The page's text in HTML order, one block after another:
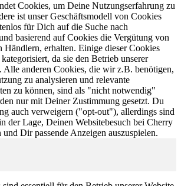
Cookies, um Deine Nutzungserfahrung zu
ist unser Geschäftsmodell von Cookies
für Dich auf die Suche nach
basierend auf Cookies die Vergütung von
Händlern, erhalten. Einige dieser Cookies
da sie den Betrieb unserer
Alle anderen Cookies, die wir z.B. benötigen,
zu analysieren und relevante
zu können, sind als "nicht notwendig"
nur mit Deiner Zustimmung gesetzt. Du
auch verweigern ("opt-out"), allerdings sind
der Lage, Deinen Websitebesuch bei Cherry
Dir passende Anzeigen auszuspielen.